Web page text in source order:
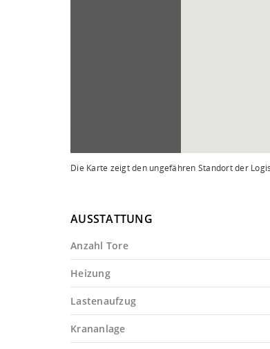
Die Karte zeigt den ungefähren Standort der
AUSSTATTUNG
Anzahl Tore
Heizung
Lastenaufzug
Krananlage